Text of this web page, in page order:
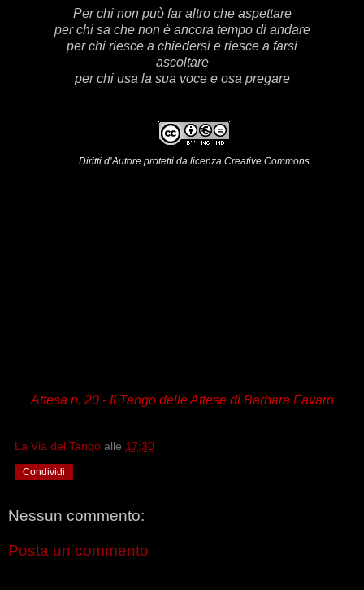
Per chi non può far altro che aspettare
per chi sa che non è ancora tempo di andare
per chi riesce a chiedersi e riesce a farsi
ascoltare
per chi usa la sua voce e osa pregare
Diritti d’Autore protetti da licenza Creative Commons
Attesa n. 20 - Il Tango delle Attesedi Barbara Favaro
La Via del Tango alle 17:30
Condividi
Nessun commento:
Posta un commento